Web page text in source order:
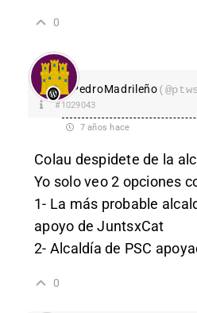
0
PedroMadrileño
#1029043
7 años hace
Colau despidete de la
Yo solo veo 2 opciones
1- La más probable
apoyo de JuntsxCat
2- Alcaldía de PSC
0